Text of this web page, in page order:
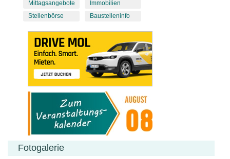
Mittagsangebote
Stellenbörse
Immobilien
Baustelleninfo
Fotogalerie